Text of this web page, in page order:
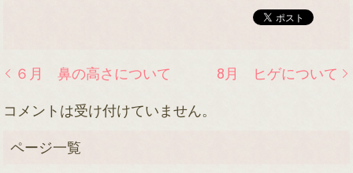
６月 鼻の高さについて 8月 ヒゲについて
コメントは受け付けていません。